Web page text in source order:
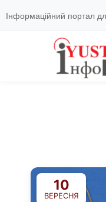
Інформаційний портал
10
ВЕРЕСНЯ